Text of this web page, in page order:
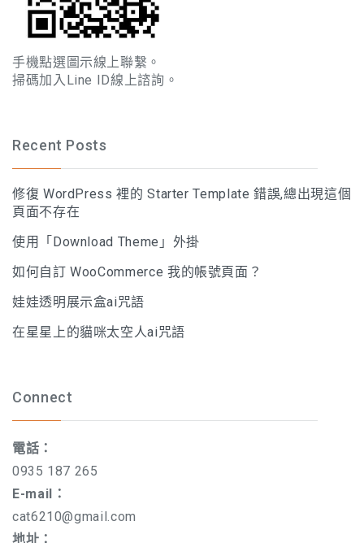
手機點選圖示線上聯繫。
掃碼加入Line ID線上諮詢。
Recent Posts
修復 WordPress 裡的 Starter Template 錯誤,總出現這個
頁面不存在
使用「Download Theme」外掛
如何自訂 WooCommerce 我的帳號頁面？
娃娃透明展示盒ai咒語
在星星上的貓咪太空人ai咒語
Connect
電話：
0935 187 265
E-mail：
cat6210@gmail.com
地址：